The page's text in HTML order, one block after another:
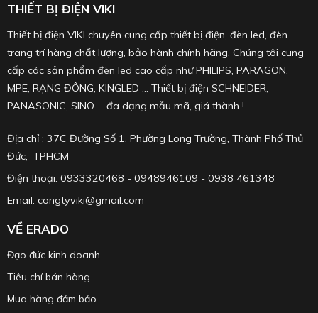
THIẾT BỊ ĐIỆN VIKI
Thiết bị điện VIKI chuyên cung cấp thiết bị điện, đèn led, đèn
trang trí hàng chất lượng, bảo hành chính hãng. Chúng tôi cung
cấp các sản phẩm đèn led cao cấp như PHILIPS, PARAGON,
MPE, RẠNG ĐÔNG, KINGLED ... Thiết bị điện SCHNEIDER,
PANASONIC, SINO ... đa dạng mẫu mã, giá thành !
Địa chỉ : 37C Đường Số 1, Phường Long Trường, Thành Phố Thủ
Đức, TPHCM
Điện thoại: 0933320468 - 0948946109 - 0938 461348
Email: congtyviki@gmail.com
VỀ ERADO
Đạo đức kinh doanh
Tiêu chí bán hàng
Mua hàng đảm bảo